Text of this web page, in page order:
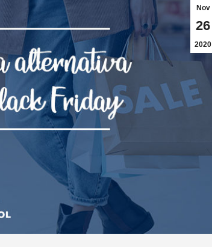
Nov
26
2020